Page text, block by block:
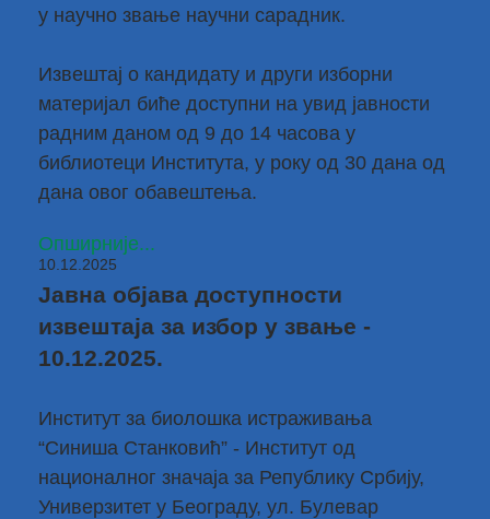
у научно звање научни сарадник.
Извештај о кандидату и други изборни
материјал биће доступни на увид јавности
радним даном од 9 до 14 часова у
библиотеци Института, у року од 30 дана од
дана овог обавештења.
Опширније...
10.12.2025
Јавна објава доступности
извештаја за избор у звање -
10.12.2025.
Институт за биолошка истраживања
“Синиша Станковић” - Институт од
националног значаја за Републику Србију,
Универзитет у Београду, ул. Булевар